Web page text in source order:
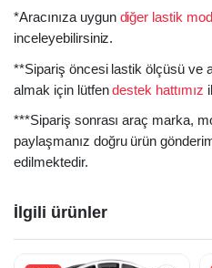
*Aracınıza uygun diğer lastik
inceleyebilirsiniz.
**Sipariş öncesi lastik ölçüsü ve
almak için lütfendestek hattımız
***Sipariş sonrası araç marka,
paylaşmanız doğru ürün
edilmektedir.
İlgili ürünler